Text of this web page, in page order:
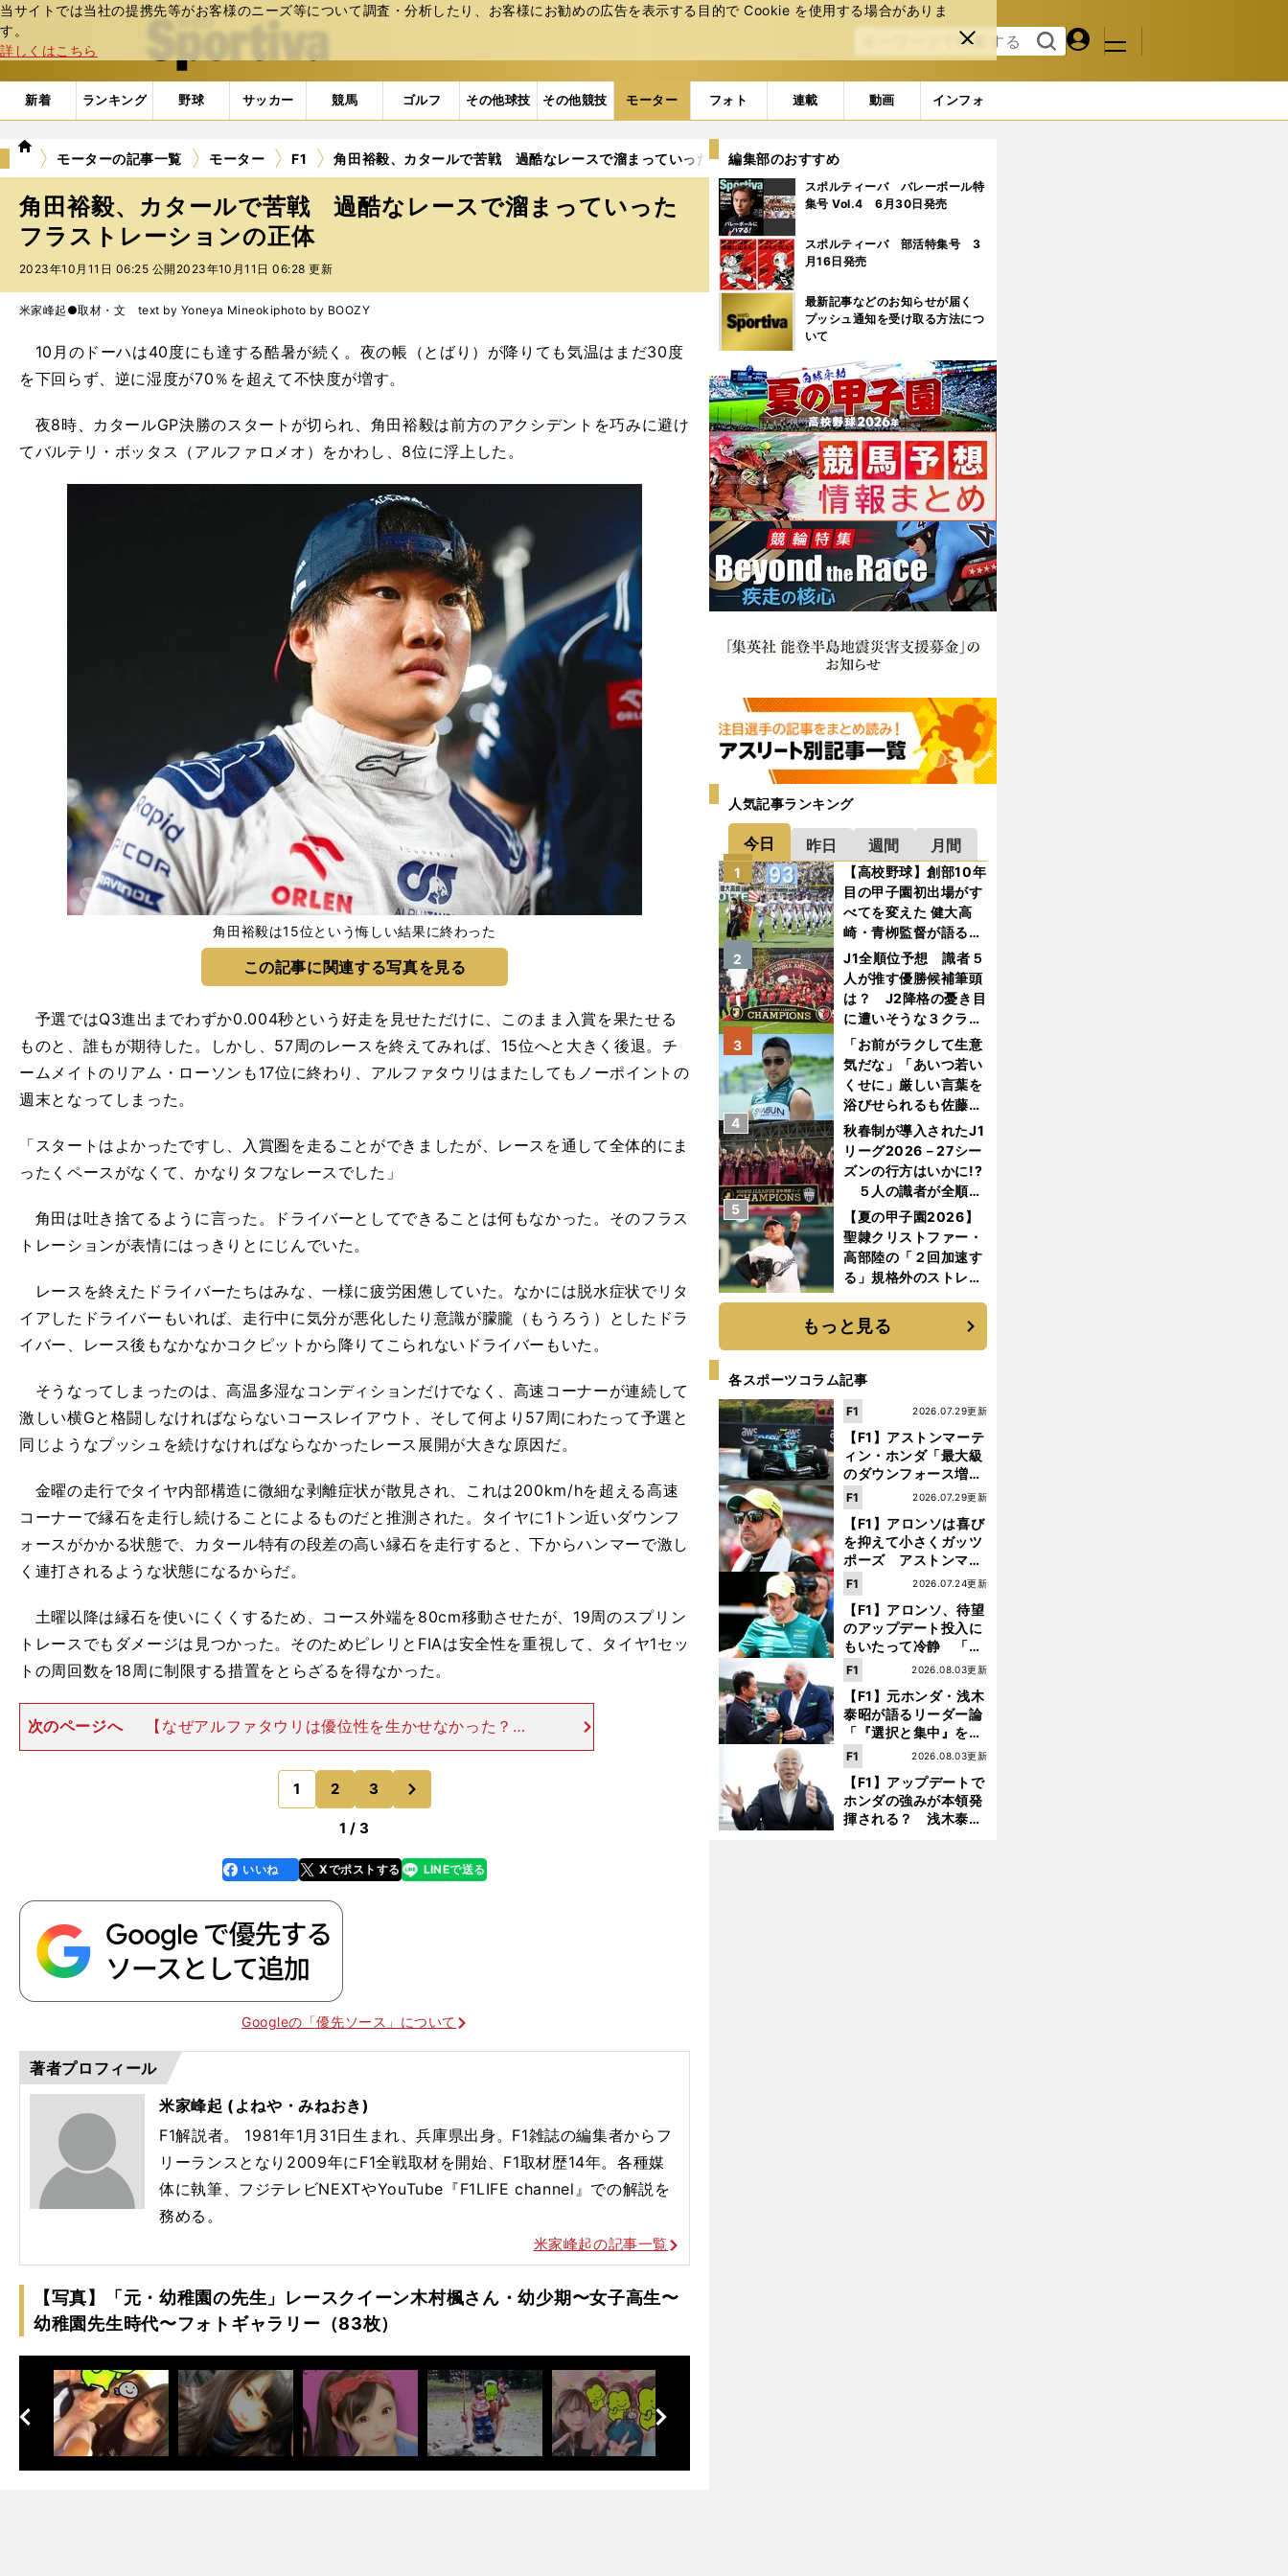
当サイトでは当社の提携先等がお客様のニーズ等について調査・分析したり、お客様にお勧めの広告を表⽰する⽬的で Cookie を使⽤する場合がありま
す。
詳しくはこちら
閉じ
る
web Sportiva (webスポルティーバ)
検索
る
マイペ
ジ
メニュ
新着 ランキング 野球 サッカー 競馬 ゴルフ その他球技 その他競技 モーター フォト 連載 動画 インフォ
we
ポ
ル
テ
ィ
ー
バ
モーターの記事一覧 モーター F1 角田裕毅、カタールで苦戦 過酷なレースで溜まっていったフラストレーションの正体
角田裕毅、カタールで苦戦 過酷なレースで溜まっていった
フラストレーションの正体
2023年10月11日 06:25 公開 2023年10月11日 06:28 更新
米家峰起●取材・文 text by Yoneya Mineokiphoto by BOOZY
10月のドーハは40度にも達する酷暑が続く。夜の帳（とばり）が降りても気温はまだ30度
を下回らず、逆に湿度が70％を超えて不快度が増す。
夜8時、カタールGP決勝のスタートが切られ、角田裕毅は前方のアクシデントを巧みに避け
てバルテリ・ボッタス（アルファロメオ）をかわし、8位に浮上した。
角田裕毅は15位という悔しい結果に終わった
この記事に関連する写真を見る
予選ではQ3進出までわずか0.004秒という好走を見せただけに、このまま入賞を果たせる
ものと、誰もが期待した。しかし、57周のレースを終えてみれば、15位へと大きく後退。チ
ームメイトのリアム・ローソンも17位に終わり、アルファタウリはまたしてもノーポイントの
週末となってしまった。
「スタートはよかったですし、入賞圏を走ることができましたが、レースを通して全体的にま
ったくペースがなくて、かなりタフなレースでした」
角田は吐き捨てるように言った。ドライバーとしてできることは何もなかった。そのフラス
トレーションが表情にはっきりとにじんでいた。
レースを終えたドライバーたちはみな、一様に疲労困憊していた。なかには脱水症状でリタ
イアしたドライバーもいれば、走行中に気分が悪化したり意識が朦朧（もうろう）としたドラ
イバー、レース後もなかなかコクピットから降りてこられないドライバーもいた。
そうなってしまったのは、高温多湿なコンディションだけでなく、高速コーナーが連続して
激しい横Gと格闘しなければならないコースレイアウト、そして何より57周にわたって予選と
同じようなプッシュを続けなければならなかったレース展開が大きな原因だ。
金曜の走行でタイヤ内部構造に微細な剥離症状が散見され、これは200km/hを超える高速
コーナーで縁石を走行し続けることによるものだと推測された。タイヤに1トン近いダウンフ
ォースがかかる状態で、カタール特有の段差の高い縁石を走行すると、下からハンマーで激し
く連打されるような状態になるからだ。
土曜以降は縁石を使いにくくするため、コース外端を80cm移動させたが、19周のスプリン
トレースでもダメージは見つかった。そのためピレリとFIAは安全性を重視して、タイヤ1セッ
トの周回数を18周に制限する措置をとらざるを得なかった。
次のページへ
【なぜアルファタウリは優位性を生かせなかった？】
本来なら全力で走り続けて3回ピットストップするよりも、タイヤを
いたわってピットストップを2回に抑えたほうが早くレースを走りきる
ことができるため、全車
1 2 3
1 / 3
faceboo
k
いいね Xでポストする
line LINEで送る
Googleの「優先ソース」について
著者プロフィール
米家峰起 (よねや・みねおき)
F1解説者。 1981年1月31日生まれ、兵庫県出身。F1雑誌の編集者からフ
リーランスとなり2009年にF1全戦取材を開始、F1取材歴14年。各種媒
体に執筆、フジテレビNEXTやYouTube『F1LIFE channel』での解説を
務める。
米家峰起の記事一覧
【写真】「元・幼稚園の先生」レースクイーン木村楓さん・幼少期〜女子高生〜
幼稚園先生時代〜フォトギャラリー（83枚）
次
へ
前
へ
編集部のおすすめ
スポルティーバ バレーボール特
集号 Vol.4 6月30日発売
スポルティーバ 部活特集号 3
月16日発売
最新記事などのお知らせが届く
プッシュ通知を受け取る方法につ
いて
人気記事ランキング
今日 昨日 週間 月間
【高校野球】創部10年
目の甲子園初出場がす
べてを変えた 健大高
崎・青栁監督が語る
「機動破壊」はこうし
て生まれた
1
J1全順位予想 識者５
人が推す優勝候補筆頭
は？ J2降格の憂き目
に遭いそうな３クラブ
とは？
2
「お前がラクして生意
気だな」「あいつ若い
くせに」厳しい言葉を
浴びせられるも佐藤慎
太郎が貫いた誇りとフ
ァンへの思い
3
秋春制が導入されたJ1
リーグ2026－27シー
ズンの行方はいかに!?
５人の識者が全順位
を大胆予想
4
【夏の甲子園2026】
聖隷クリストファー・
高部陸の「２回加速す
る」規格外のストレー
く大学進学を選ぶ理由
5
もっと見る
各スポーツコラム記事
【F1】アストンマーテ
ィン・ホンダ「最大級
のダウンフォース増」
を実現するも、アロン
ソが苦言を呈した理由
2026.07.29更新
F1
【F1】アロンソは喜び
を抑えて小さくガッツ
ポーズ アストンマー
ティン・ホンダが「レ
ース」に戻ってきた
2026.07.29更新
F1
【F1】アロンソ、待望
のアップデート投入に
もいたって冷静 「ハ
ンガリーGPが僕らに
優しいサーキットであ
ることを願う」
2026.07.24更新
F1
【F1】元ホンダ・浅木
泰昭が語るリーダー論
「『選択と集中』をし
なければ、部下の心は
どんどん離れていく」
2026.08.03更新
F1
【F1】アップデートで
ホンダの強みが本領発
揮される？ 浅木泰昭
2026.08.03更新
F1